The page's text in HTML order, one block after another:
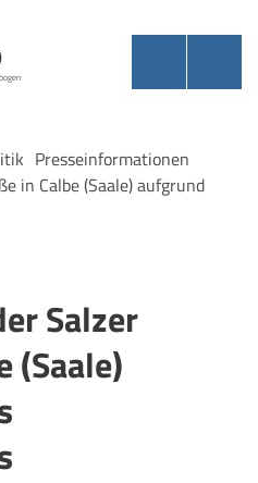
Presseinformationen
in Calbe (Saale) aufgrund
Salzer
(Saale)